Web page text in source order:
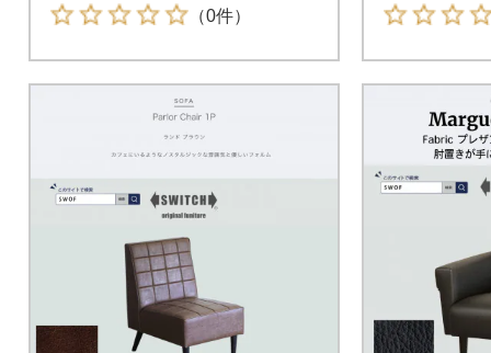
（0件）